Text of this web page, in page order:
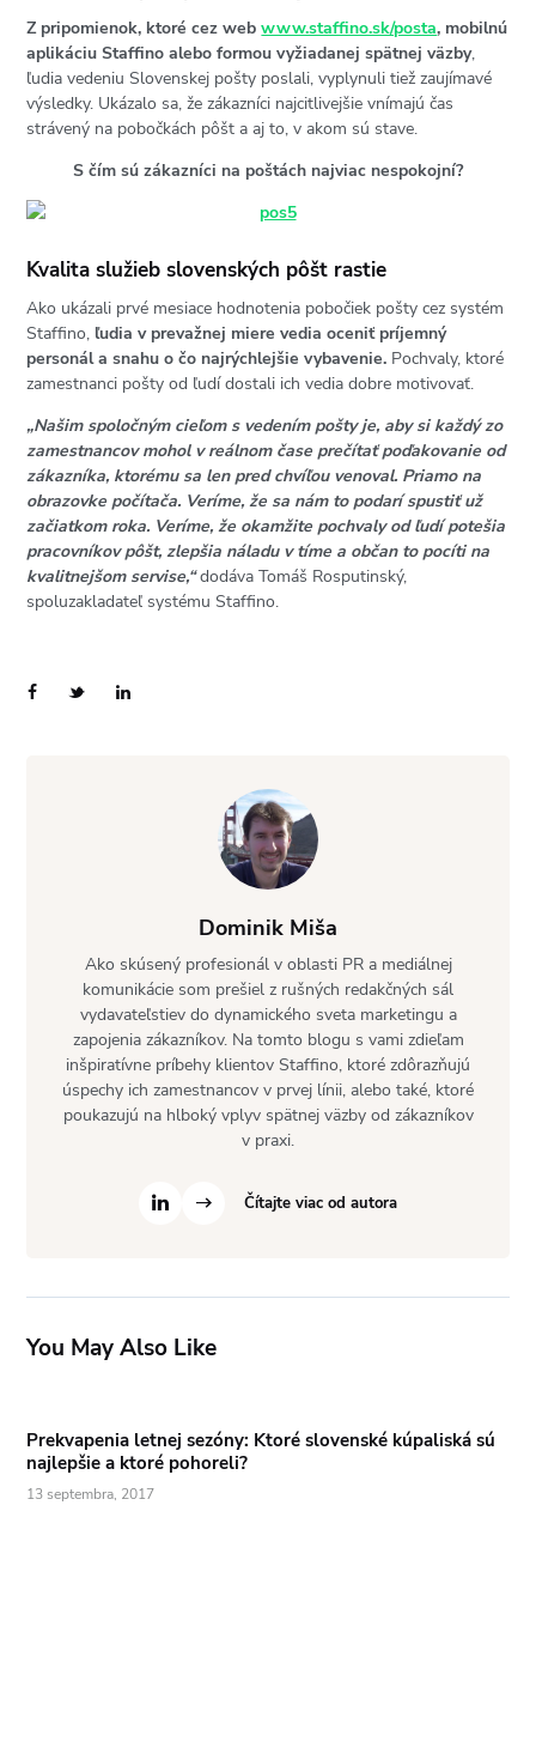
Z pripomienok, ktoré cez webwww.staffino.sk/posta, mobilnú
aplikáciu Staffino alebo formou vyžiadanej spätnej väzby,
ľudia vedeniu Slovenskej pošty poslali, vyplynuli tiež zaujímavé
výsledky. Ukázalo sa, že zákazníci najcitlivejšie vnímajú čas
strávený na pobočkách pôšt a aj to, v akom sú stave.
S čím sú zákazníci na poštách najviac nespokojní?
Kvalita služieb slovenských pôšt rastie
Ako ukázali prvé mesiace hodnotenia pobočiek pošty cez systém
Staffino, ľudia v prevažnej miere vedia oceniť príjemný
personál a snahu o čo najrýchlejšie vybavenie. Pochvaly, ktoré
zamestnanci pošty od ľudí dostali ich vedia dobre motivovať.
„Našim spoločným cieľom s vedením pošty je, aby si každý zo
zamestnancov mohol v reálnom čase prečítať poďakovanie od
zákazníka, ktorému sa len pred chvíľou venoval. Priamo na
obrazovke počítača. Veríme, že sa nám to podarí spustiť už
začiatkom roka. Veríme, že okamžite pochvaly od ľudí potešia
pracovníkov pôšt, zlepšia náladu v tíme a občan to pocíti na
kvalitnejšom servise,“dodáva Tomáš Rosputinský,
spoluzakladateľ systému Staffino.
Dominik Miša
Ako skúsený profesionál v oblasti PR a mediálnej
komunikácie som prešiel z rušných redakčných sál
vydavateľstiev do dynamického sveta marketingu a
zapojenia zákazníkov. Na tomto blogu s vami zdieľam
inšpiratívne príbehy klientov Staffino, ktoré zdôrazňujú
úspechy ich zamestnancov v prvej línii, alebo také, ktoré
poukazujú na hlboký vplyv spätnej väzby od zákazníkov
v praxi.
Čítajte viac od autora
You May Also Like
Prekvapenia letnej sezóny: Ktoré slovenské kúpaliská sú
najlepšie a ktoré pohoreli?
13 septembra, 2017